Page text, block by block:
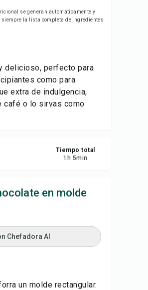
se generan automáticamente y
la lista completa de ingredientes
delicioso, perfecto para
como para
extra de indulgencia,
café o lo sirvas como
Tiempo total
1 h 5min
en molde
Chefadora AI
un molde rectangular.